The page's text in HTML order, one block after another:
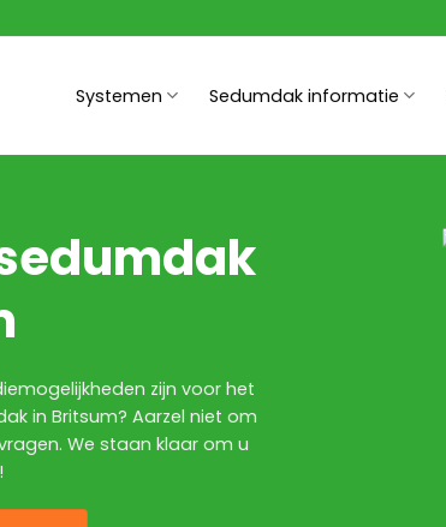
Systemen Sedumdak informatie
zijn voor het
in Britsum? Aarzel niet om
We staan klaar om u